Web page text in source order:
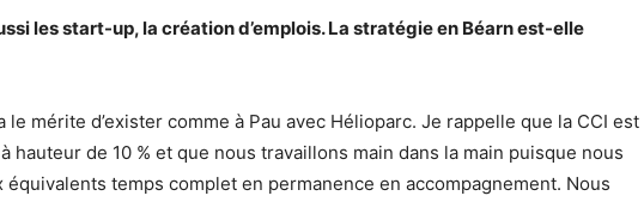
les start-up, la création d’emplois. La stratégie en Béarn est-elle
le mérite d’exister comme à Pau avec Hélioparc. Je rappelle que la CCI est
hauteur de 10 % et que nous travaillons main dans la main puisque nous
équivalents temps complet en permanence en accompagnement. Nous